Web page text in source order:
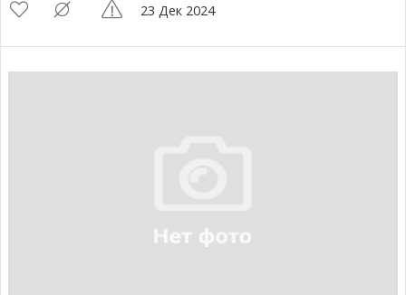
23 Дек 2024